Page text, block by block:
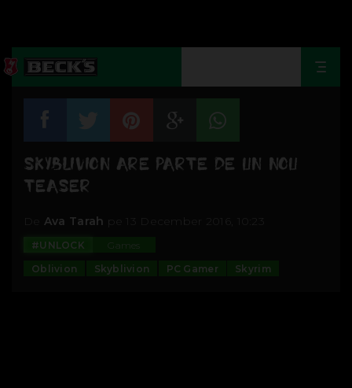
SKYBLIVION ARE PARTE DE UN NOU
TEASER
Ava Tarah pe 13 December 2016, 10:23
#UNLOCK
Games
Oblivion
Skyblivion PC Gamer Skyrim